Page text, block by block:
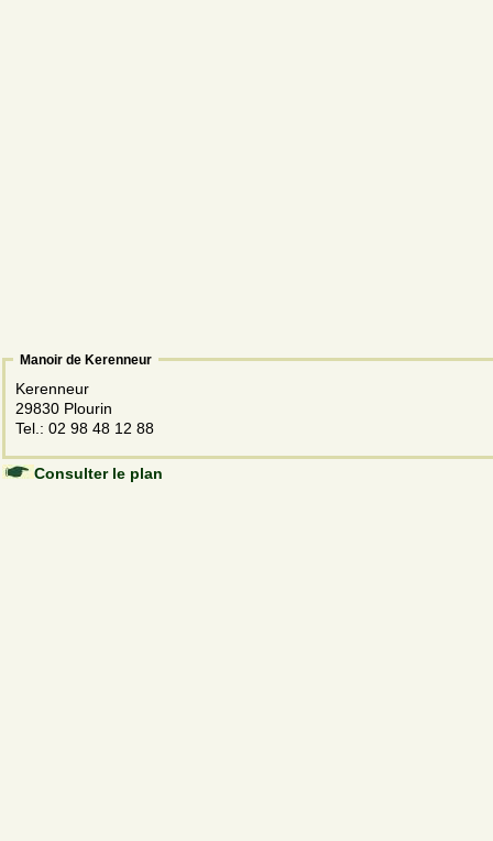
Manoir de Kerenneur
Kerenneur
29830 Plourin
Tel.: 02 98 48 12 88
Consulter le plan